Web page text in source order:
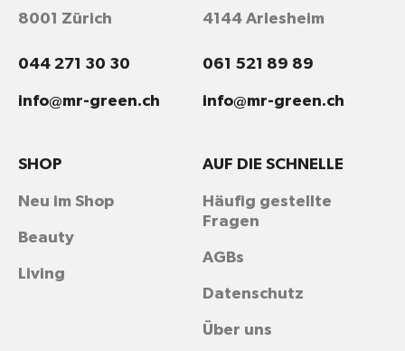
8001 Zürich
044 271 30 30
info@mr-green.ch
4144 Arlesheim
061 521 89 89
info@mr-green.ch
AUF DIE SCHNELLE
Häufig gestellte
Fragen
AGBs
Datenschutz
Über uns
SHOP
Neu im Shop
Beauty
Living